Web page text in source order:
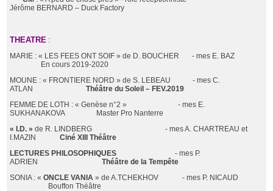
Jérôme BERNARD – Duck Factory
THEATRE :
MARIE : « LES FEES ONT SOIF » de D. BOUCHER - mes E. BAZ
En cours 2019-2020
MOUNE : « FRONTIERE NORD » de S. LEBEAU - mes C.
ATLANThéâtre du Soleil – FEV.2019
FEMME DE LOTH : « Genèse n°2 » - mes E.
SUKHANAKOVA Master Pro Nanterre
« I.D. » de R. LINDBERG - mes A. CHARTREAU et
I.MAZIN
Ciné XIII Théâtre
LECTURES PHILOSOPHIQUES- mes P.
ADRIENThéâtre de la Tempête
SONIA : «ONCLE VANIA» de A.TCHEKHOV - mes P. NICAUD
Bouffon Théâtre